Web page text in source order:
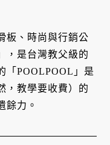
板、時尚與行銷公
，是台灣教父級的
「POOLPOOL」是
，教學要收費）的
餘力。